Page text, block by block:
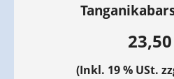
(Inkl. 19 % USt.